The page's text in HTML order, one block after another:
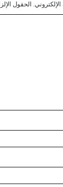
الحقول